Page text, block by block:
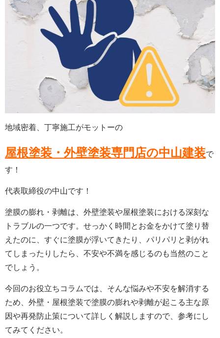
地域密着、丁寧施工がモットーの
屋根塗装・外壁塗装専門店の中山建装で
す！
代表取締役の中山です！
塗膜の膨れ・剥離は、外壁塗装や屋根塗装における深刻な
トラブルの一つです。せっかく時間とお金をかけて塗り替
えたのに、すぐに塗膜が浮いてきたり、パリパリと剥がれ
てしまったりしたら、不安や不満を感じるのも当然のこと
でしょう。
今回のお役立ちコラムでは、そんな悩みや不安を解消する
ため、外壁・屋根塗装で塗膜の膨れや剥離が起こる主な原
因や再発防止策について詳しく解説しますので、参考にし
てみてください。